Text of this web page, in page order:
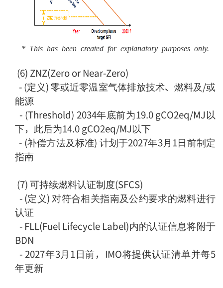
* This has been created for explanatory purposes only.
(6) ZNZ(Zero or Near-Zero)
-(定义) 零或近零温室气体排放技术、燃料及/或
能源
- (Threshold) 2034年底前为19.0 gCO2eq/MJ以
下，此后为14.0 gCO2eq/MJ以下
- (补偿方法及标准) 计划于2027年3月1日前制定
指南
(7)可持续燃料认证制度(SFCS)
-(定义) 对符合相关指南及公约要求的燃料进行
认证
-FLL(Fuel Lifecycle Label)内的认证信息将附于
BDN
-2027年3月1日前，IMO将提供认证清单并每5
年更新